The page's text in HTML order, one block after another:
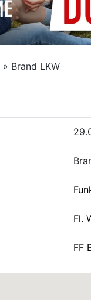
» Brand LKW
Fl.
FF